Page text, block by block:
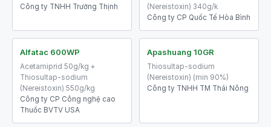
Công ty TNHH Trường Thịnh
(Nereistoxin) 340g/k
Công ty CP Quốc Tế Hòa Bình
Alfatac 600WP
Acetamiprid 50g/kg +
Thiosultap-sodium
(Nereistoxin) 550g/kg
Công ty CP Công nghệ cao
Thuốc BVTV USA
Apashuang 10GR
Thiosultap-sodium
(Nereistoxin) (min 90%)
Công ty TNHH TM Thái Nông